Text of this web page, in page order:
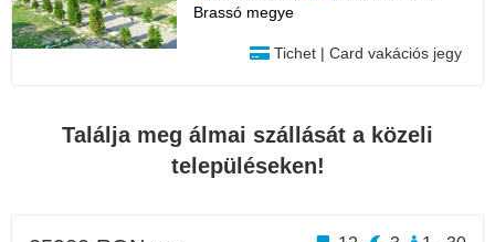
Brassó megye
Tichet | Card vakációs jegy
Találja meg álmai szállását a közeli
településeken!